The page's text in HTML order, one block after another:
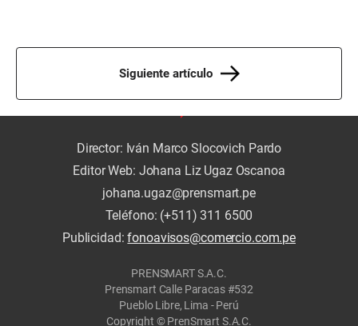
Siguiente artículo
Director: Iván Marco Slocovich Pardo
Editor Web: Johana Liz Ugaz Oscanoa
johana.ugaz@prensmart.pe
Teléfono: (+511) 311 6500
Publicidad:fonoavisos@comercio.com.pe
PRENSMART S.A.C.
Prensmart Calle Paracas #532
Pueblo Libre, Lima - Perú
Copyright © PrenSmart S.A.C.